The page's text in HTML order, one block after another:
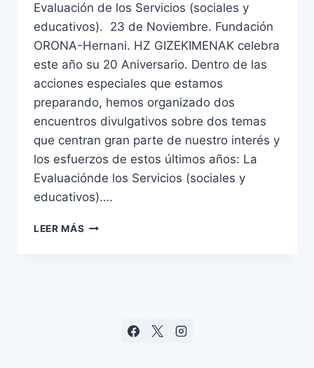
Evaluación de los Servicios (sociales y
educativos). 23 de Noviembre. Fundación
ORONA-Hernani. HZ GIZEKIMENAK celebra
este año su 20 Aniversario. Dentro de las
acciones especiales que estamos
preparando, hemos organizado dos
encuentros divulgativos sobre dos temas
que centran gran parte de nuestro interés y
los esfuerzos de estos últimos años: La
Evaluaciónde los Servicios (sociales y
educativos)….
LEER MÁS